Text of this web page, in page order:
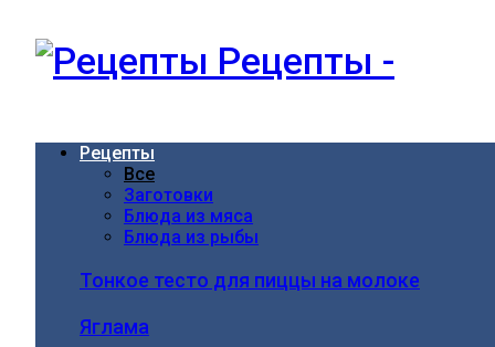
Рецепты -
Рецепты
Все
Заготовки
Блюда из мяса
Блюда из рыбы
Тонкое тесто для пиццы на молоке
Яглама